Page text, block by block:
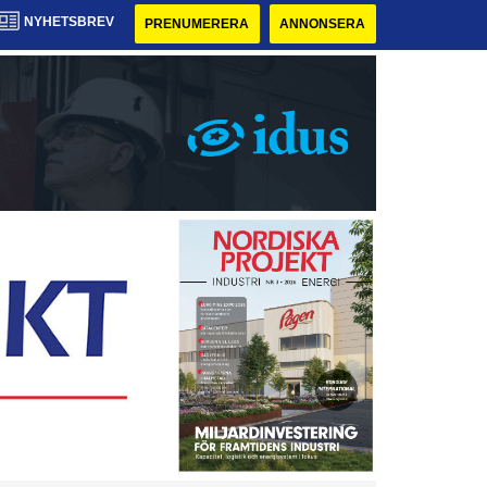
NYHETSBREV PRENUMERERA ANNONSERA